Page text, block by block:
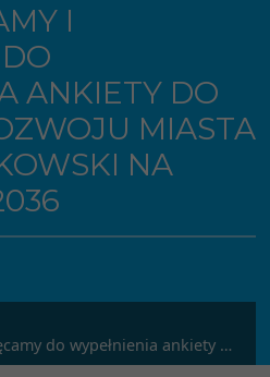
I
ANKIETY DO
MIASTA
NA
Strategii Rozwoju Miasta Stoczek Łukowski na lata 2026 – 2036